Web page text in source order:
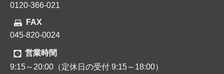
0120-366-021
FAX
045-820-0024
営業時間
9:15～20:00（定休日の受付 9:15～18:00）